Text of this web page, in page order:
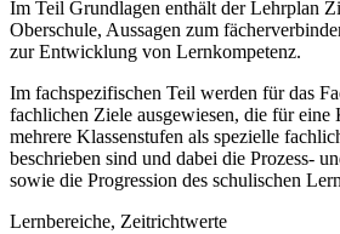
Im Teil Grundlagen enthält der Lehrplan
Oberschule, Aussagen zum
zur Entwicklung von Lernkompetenz.
Im fachspezifischen Teil werden für das
fachlichen Ziele ausgewiesen, die für eine
mehrere Klassenstufen als spezielle
beschrieben sind und dabei die Prozess-
sowie die Progression des schulischen
Lernbereiche, Zeitrichtwerte